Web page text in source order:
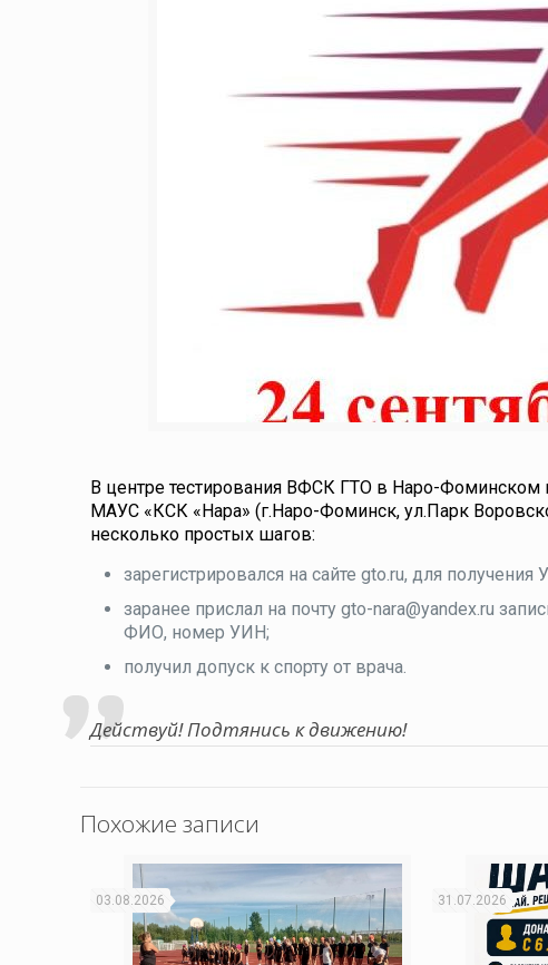
В центре тестирования ВФСК ГТО в Наро-Фоминском
МАУС «КСК «Нара» (г.Наро-Фоминск, ул.Парк
несколько простых шагов:
зарегистрировался на сайте gto.ru, для получения
заранее прислал на почту gto-nara@yandex.ru
ФИО, номер УИН;
получил допуск к спорту от врача.
Действуй! Подтянись к движению!
Похожие записи
03.08.2026 31.07.2026